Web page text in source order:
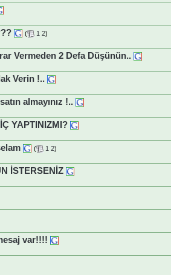
( 1 2)
Vermeden 2 Defa Düşünün..
Verin !..
almayınız !..
YAPTINIZMI?
( 1 2)
İSTERSENİZ
var!!!!